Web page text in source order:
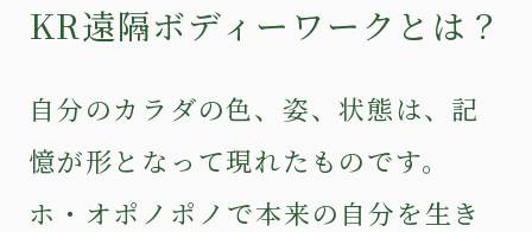
KR遠隔ボディーワークとは？
自分のカラダの色、姿、状態は、記
憶が形となって現れたものです。
ホ・オポノポノ で本来の自分を生き